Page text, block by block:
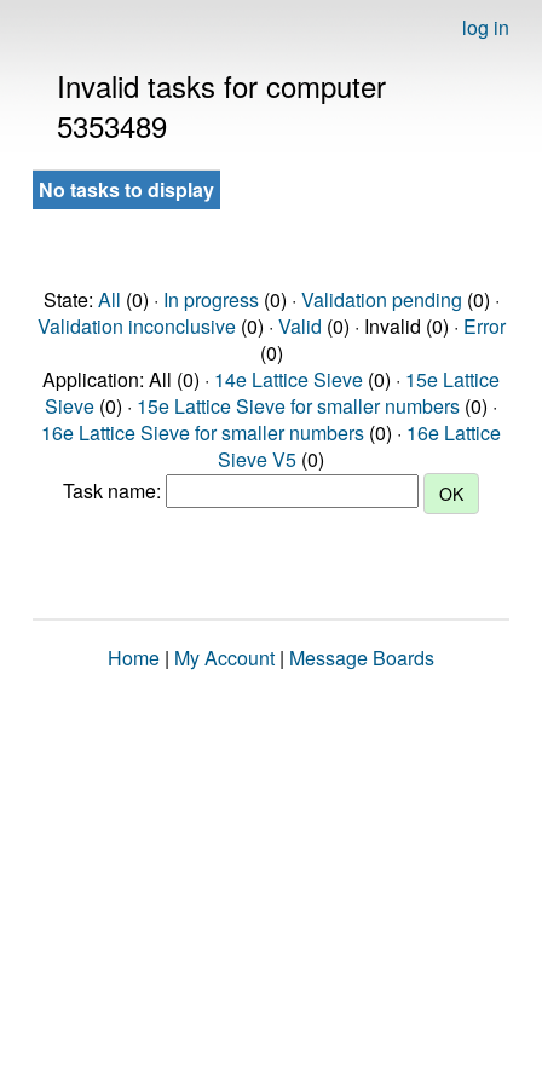
log in
Invalid tasks for computer
5353489
No tasks to display
State: All (0) · In progress(0) · Validation pending (0) ·
Validation inconclusive(0) · Valid (0) · Invalid (0) · Error
(0)
Application: All (0) · 14e Lattice Sieve (0) · 15e Lattice
Sieve (0) · 15e Lattice Sieve for smaller numbers (0) ·
16e Lattice Sieve for smaller numbers (0) · 16e Lattice
Sieve V5 (0)
Task name:
Home | My Account | Message Boards